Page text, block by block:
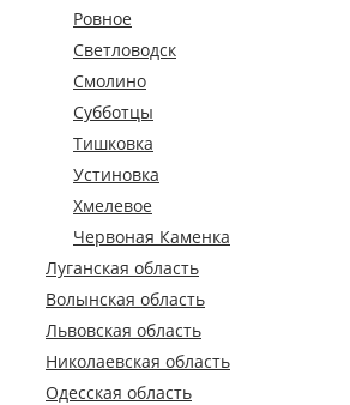
Ровное
Светловодск
Смолино
Субботцы
Тишковка
Устиновка
Хмелевое
Червоная Каменка
Луганская область
Волынская область
Львовская область
Николаевская область
Одесская область